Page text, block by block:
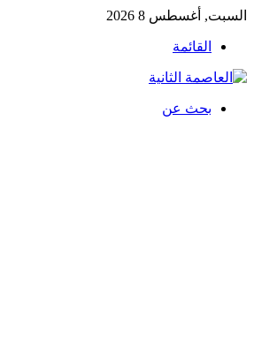
السبت, أغسطس 8 2026
القائمة
بحث عن